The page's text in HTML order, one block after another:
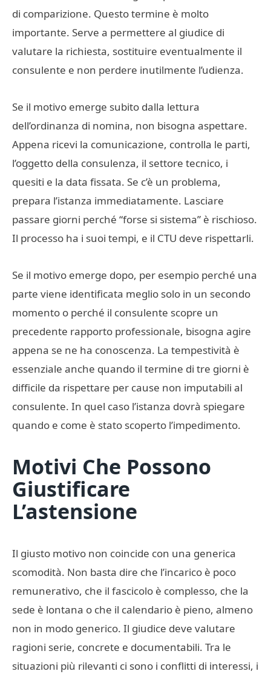
di comparizione. Questo termine è molto
importante. Serve a permettere al giudice di
valutare la richiesta, sostituire eventualmente il
consulente e non perdere inutilmente l’udienza.
Se il motivo emerge subito dalla lettura
dell’ordinanza di nomina, non bisogna aspettare.
Appena ricevi la comunicazione, controlla le parti,
l’oggetto della consulenza, il settore tecnico, i
quesiti e la data fissata. Se c’è un problema,
prepara l’istanza immediatamente. Lasciare
passare giorni perché “forse si sistema” è rischioso.
Il processo ha i suoi tempi, e il CTU deve rispettarli.
Se il motivo emerge dopo, per esempio perché una
parte viene identificata meglio solo in un secondo
momento o perché il consulente scopre un
precedente rapporto professionale, bisogna agire
appena se ne ha conoscenza. La tempestività è
essenziale anche quando il termine di tre giorni è
difficile da rispettare per cause non imputabili al
consulente. In quel caso l’istanza dovrà spiegare
quando e come è stato scoperto l’impedimento.
Motivi Che Possono
Giustificare
L’astensione
Il giusto motivo non coincide con una generica
scomodità. Non basta dire che l’incarico è poco
remunerativo, che il fascicolo è complesso, che la
sede è lontana o che il calendario è pieno, almeno
non in modo generico. Il giudice deve valutare
ragioni serie, concrete e documentabili. Tra le
situazioni più rilevanti ci sono i conflitti di interessi, i